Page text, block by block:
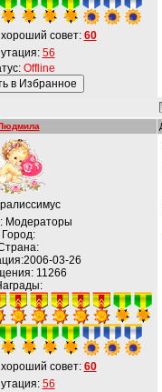
совет: 60
56
Offline
Модераторы
Город:
03-26
11266
совет: 60
56